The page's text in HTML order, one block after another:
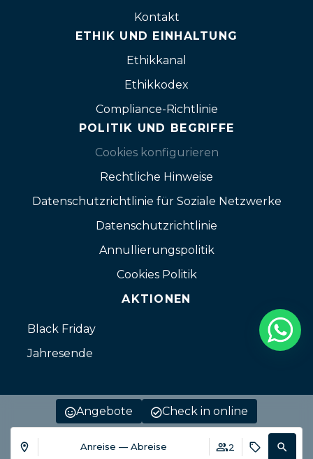
Angebote Check in online
Anreise — Abreise 2
Kontakt
ETHIK UND EINHALTUNG
Ethikkanal
Ethikkodex
Compliance-Richtlinie
POLITIK UND BEGRIFFE
Cookies konfigurieren
Rechtliche Hinweise
Datenschutzrichtlinie für Soziale Netzwerke
Datenschutzrichtlinie
Annullierungspolitik
Cookies Politik
AKTIONEN
Black Friday
Jahresende